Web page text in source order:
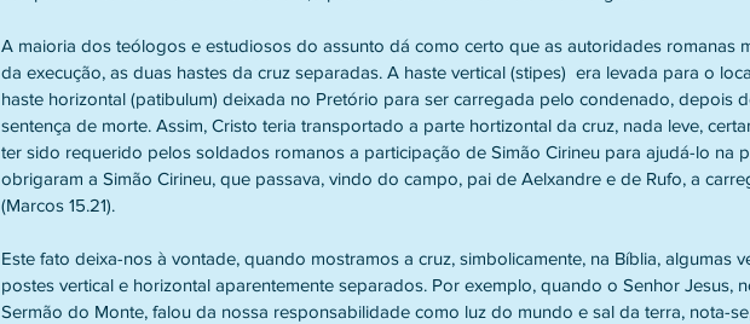
A maioria dos teólogos e estudiosos do assunto dá como certo que as autoridades romanas
da execução, as duas hastes da cruz separadas. A haste vertical (stipes)  era levada para o
haste horizontal (patibulum) deixada no Pretório para ser carregada pelo condenado, depois
sentença de morte. Assim, Cristo teria transportado a parte hortizontal da cruz, nada leve,
ter sido requerido pelos soldados romanos a participação de Simão Cirineu para ajudá-lo na
obrigaram a Simão Cirineu, que passava, vindo do campo, pai de Aelxandre e de Rufo, a
(Marcos 15.21).
Este fato deixa-nos à vontade, quando mostramos a cruz, simbolicamente, na Bíblia, algumas
postes vertical e horizontal aparentemente separados. Por exemplo, quando o Senhor Jesus,
Sermão do Monte, falou da nossa responsabilidade como luz do mundo e sal da terra, nota-